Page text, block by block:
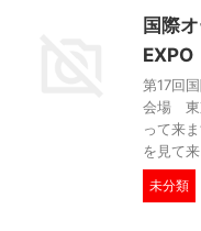
国際
第17回
会場 東
って来
を見て来
未分類